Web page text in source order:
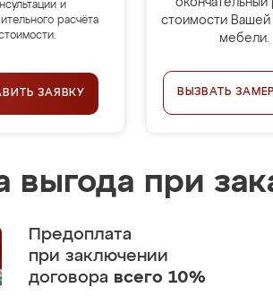
и
расчёта
ЗАЯВКУ
окончательный
стоимости
мебели.
ВЫЗВАТЬ
выгода при
Предоплата
при заключении
договора всего 10%